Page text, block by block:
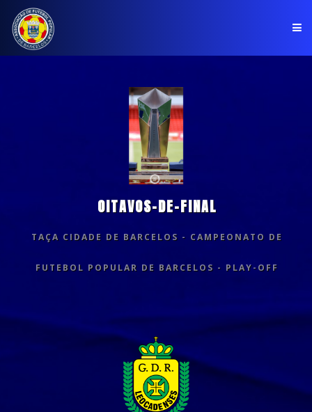
CLUBES
OITAVOS-DE-FINAL
TAÇA CIDADE DE BARCELOS - CAMPEONATO DE
FUTEBOL POPULAR DE BARCELOS - PLAY-OFF